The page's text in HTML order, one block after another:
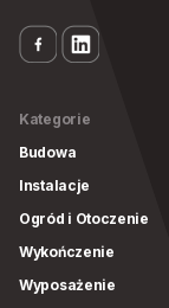
Kategorie
Budowa
Instalacje
Ogród i Otoczenie
Wykończenie
Wyposażenie